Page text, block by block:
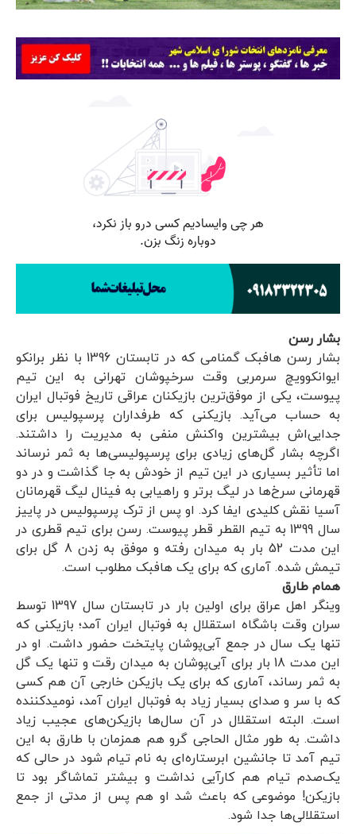
بشار رسن
بشار رسن هافبک گمنامی که در تابستان 1396 با نظر برانکو
ایوانکوویچ سرمربی وقت سرخپوشان تهرانی به این تیم
پیوست، یکی از موفق‌ترین بازیکنان عراقی تاریخ فوتبال ایران
به حساب می‌آید. بازیکنی که طرفداران پرسپولیس برای
جدایی‌اش بیشترین واکنش منفی به مدیریت را داشتند.
اگرچه بشار گل‌های زیادی برای پرسپولیسی‌ها به ثمر نرساند
اما تأثیر بسیاری در این تیم از خودش به جا گذاشت و در دو
قهرمانی سرخ‌ها در لیگ برتر و راهیابی به فینال لیگ قهرمانان
آسیا نقش کلیدی ایفا کرد. او پس از ترک پرسپولیس در پاییز
سال 1399 به تیم القطر قطر پیوست. رسن برای تیم قطری در
این مدت 52 بار به میدان رفته و موفق به زدن 8 گل برای
تیمش شده. آماری که برای یک هافبک مطلوب است.
همام طارق
وینگر اهل عراق برای اولین بار در تابستان سال 1397 توسط
سران وقت باشگاه استقلال به فوتبال ایران آمد؛ بازیکنی که
تنها یک سال در جمع آبی‌پوشان پایتخت حضور داشت. او در
این مدت 18 بار برای آبی‌پوشان به میدان رقت و تنها یک گل
به ثمر رساند، آماری که برای یک بازیکن خارجی آن هم کسی
که با سر و صدای بسیار زیاد به فوتبال ایران آمد، نومیدکننده
است. البته استقلال در آن سال‌ها بازیکن‌های عجیب زیاد
داشت. به طور مثال الحاجی گرو هم همزمان با طارق به این
تیم آمد تا جانشین ابرستاره‌ای به نام تیام شود در حالی که
یک‌صدم تیام هم کارآیی نداشت و بیشتر تماشاگر بود تا
بازیکن! موضوعی که باعث شد او هم پس از مدتی از جمع
استقلالی‌ها جدا شود.